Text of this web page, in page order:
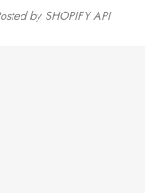
by SHOPIFY API